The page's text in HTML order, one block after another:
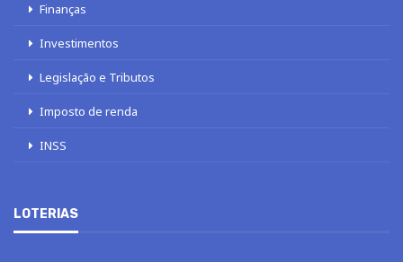
Finanças
Investimentos
Legislação e Tributos
Imposto de renda
INSS
LOTERIAS